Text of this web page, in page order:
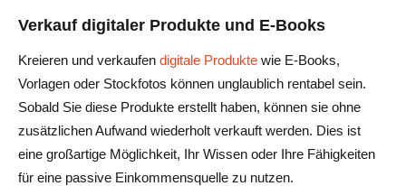
Verkauf digitaler Produkte und E-Books
Kreieren und verkaufen digitale Produkte wie E-Books,
Vorlagen oder Stockfotos können unglaublich rentabel sein.
Sobald Sie diese Produkte erstellt haben, können sie ohne
zusätzlichen Aufwand wiederholt verkauft werden. Dies ist
eine großartige Möglichkeit, Ihr Wissen oder Ihre Fähigkeiten
für eine passive Einkommensquelle zu nutzen.